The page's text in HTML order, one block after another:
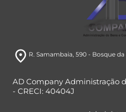
room R. Samambaia, 590- Bosque da
AD Company Administração
- CRECI: 40404J